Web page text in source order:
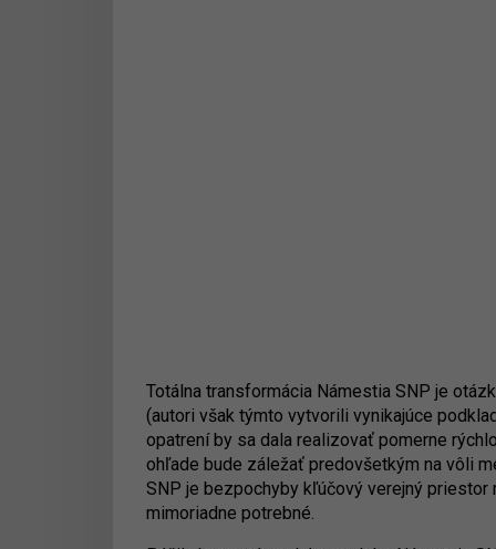
Totálna transformácia Námestia SNP je
(autori však týmto vytvorili vynikajúce
opatrení by sa dala realizovať pomerne
ohľade bude záležať predovšetkým na vôli
SNP je bezpochyby kľúčový verejný priestor
mimoriadne potrebné.